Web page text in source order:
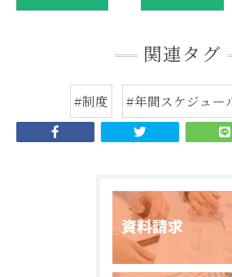
関連タグ
#制度 #年間スケジュー